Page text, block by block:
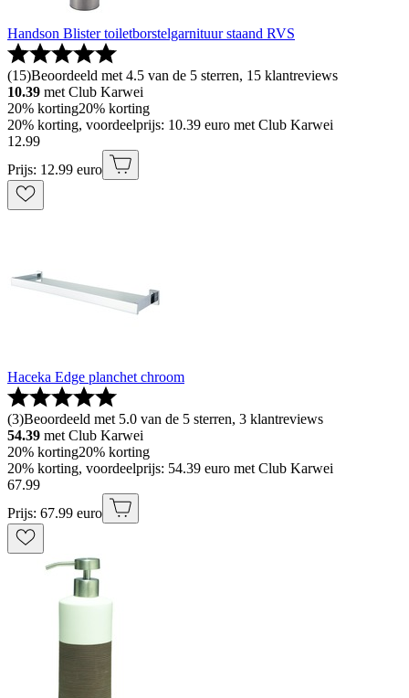
Handson Blister toiletborstelgarnituur staand RVS
(15)Beoordeeld met 4.5 van de 5 sterren, 15 klantreviews
10.39 met Club Karwei
20% korting20% korting
20% korting, voordeelprijs: 10.39 euro met Club Karwei
12.99
Prijs: 12.99 euro
Haceka Edge planchet chroom
(3)Beoordeeld met 5.0 van de 5 sterren, 3 klantreviews
54.39 met Club Karwei
20% korting20% korting
20% korting, voordeelprijs: 54.39 euro met Club Karwei
67.99
Prijs: 67.99 euro